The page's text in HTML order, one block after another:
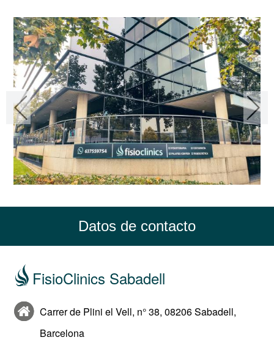
Datos de contacto
FisioClinics Sabadell
Carrer de Plini el Vell, n° 38, 08206 Sabadell,
Barcelona